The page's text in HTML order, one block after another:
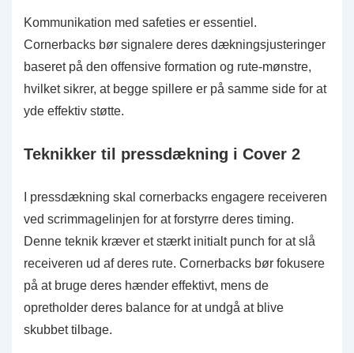
Kommunikation med safeties er essentiel.
Cornerbacks bør signalere deres dækningsjusteringer
baseret på den offensive formation og rute-mønstre,
hvilket sikrer, at begge spillere er på samme side for at
yde effektiv støtte.
Teknikker til pressdækning i Cover 2
I pressdækning skal cornerbacks engagere receiveren
ved scrimmagelinjen for at forstyrre deres timing.
Denne teknik kræver et stærkt initialt punch for at slå
receiveren ud af deres rute. Cornerbacks bør fokusere
på at bruge deres hænder effektivt, mens de
opretholder deres balance for at undgå at blive
skubbet tilbage.